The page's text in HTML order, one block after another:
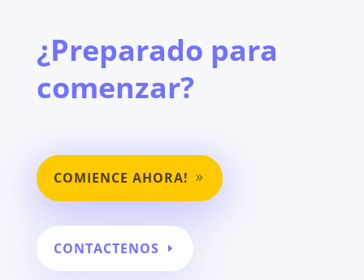
¿Preparado para
comenzar?
COMIENCE AHORA!
CONTACTENOS